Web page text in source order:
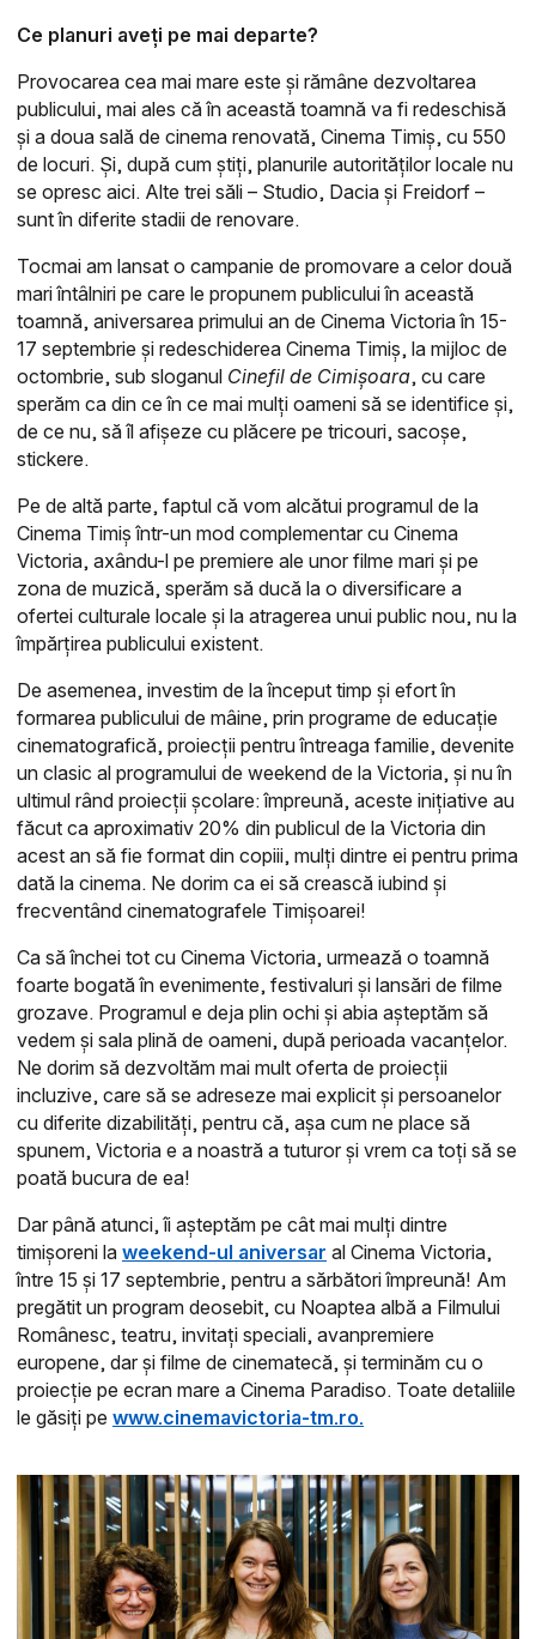
Ce planuri aveți pe mai departe?
Provocarea cea mai mare este și rămâne dezvoltarea
publicului, mai ales că în această toamnă va fi redeschisă
și a doua sală de cinema renovată, Cinema Timiș, cu 550
de locuri. Și, după cum știți, planurile autorităților locale nu
se opresc aici. Alte trei săli – Studio, Dacia și Freidorf –
sunt în diferite stadii de renovare.
Tocmai am lansat o campanie de promovare a celor două
mari întâlniri pe care le propunem publicului în această
toamnă, aniversarea primului an de Cinema Victoria în 15-
17 septembrie și redeschiderea Cinema Timiș, la mijloc de
octombrie, sub sloganul Cinefil de Cimișoara, cu care
sperăm ca din ce în ce mai mulți oameni să se identifice și,
de ce nu, să îl afișeze cu plăcere pe tricouri, sacoșe,
stickere.
Pe de altă parte, faptul că vom alcătui programul de la
Cinema Timiș într-un mod complementar cu Cinema
Victoria, axându-l pe premiere ale unor filme mari și pe
zona de muzică, sperăm să ducă la o diversificare a
ofertei culturale locale și la atragerea unui public nou, nu la
împărțirea publicului existent.
De asemenea, investim de la început timp și efort în
formarea publicului de mâine, prin programe de educație
cinematografică, proiecții pentru întreaga familie, devenite
un clasic al programului de weekend de la Victoria, și nu în
ultimul rând proiecții școlare: împreună, aceste inițiative au
făcut ca aproximativ 20% din publicul de la Victoria din
acest an să fie format din copiii, mulți dintre ei pentru prima
dată la cinema. Ne dorim ca ei să crească iubind și
frecventând cinematografele Timișoarei!
Ca să închei tot cu Cinema Victoria, urmează o toamnă
foarte bogată în evenimente, festivaluri și lansări de filme
grozave. Programul e deja plin ochi și abia așteptăm să
vedem și sala plină de oameni, după perioada vacanțelor.
Ne dorim să dezvoltăm mai mult oferta de proiecții
incluzive, care să se adreseze mai explicit și persoanelor
cu diferite dizabilități, pentru că, așa cum ne place să
spunem, Victoria e a noastră a tuturor și vrem ca toți să se
poată bucura de ea!
Dar până atunci, îi așteptăm pe cât mai mulți dintre
timișoreni la weekend-ul aniversar al Cinema Victoria,
între 15 și 17 septembrie, pentru a sărbători împreună! Am
pregătit un program deosebit, cu Noaptea albă a Filmului
Românesc, teatru, invitați speciali, avanpremiere
europene, dar și filme de cinematecă, și terminăm cu o
proiecție pe ecran mare a Cinema Paradiso. Toate detaliile
le găsiți pe www.cinemavictoria-tm.ro.